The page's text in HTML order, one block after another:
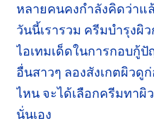
หลายคนคงกำลังคิดว่าแ
วันนี้เรารวม ครีมบำรุงผิ
ไอเทมเด็ดในการกอบกู้ปั
อื่นสาวๆ ลองสังเกตผิวดู
ไหน จะได้เลือกครีมทาผิ
นั่นเอง